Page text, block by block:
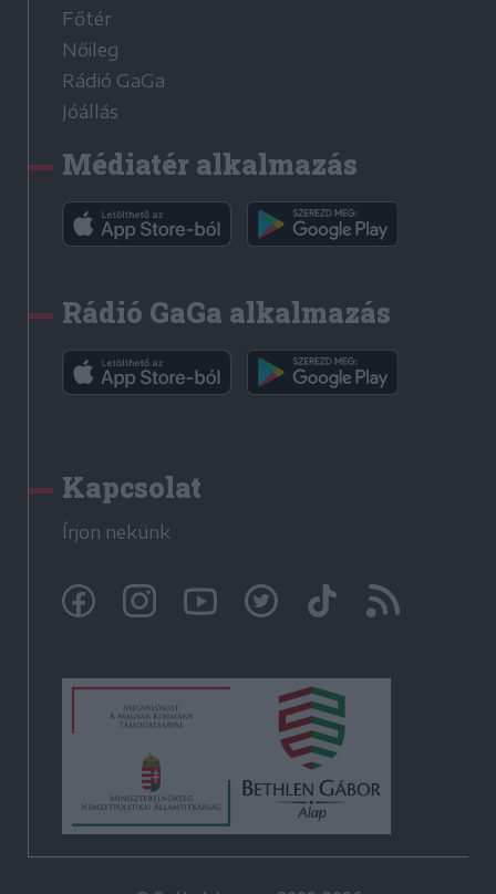
Főtér
Nőileg
Rádió GaGa
Jóállás
Médiatér alkalmazás
Rádió GaGa alkalmazás
Kapcsolat
Írjon nekünk